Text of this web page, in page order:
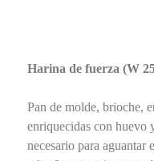
Harina de fuerza (W
Pan de molde, brioche,
enriquecidas con huevo
necesario para aguantar